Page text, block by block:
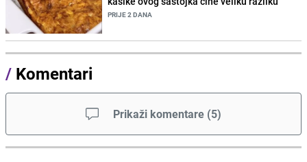
PRIJE 2 DANA
/ Komentari
Prikaži komentare (5)